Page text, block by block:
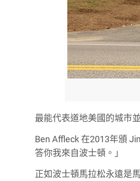
最能代表道地美國的城市
Ben Affleck 在2013年頒
答你我來自波士頓。」
正如波士頓馬拉松永遠是